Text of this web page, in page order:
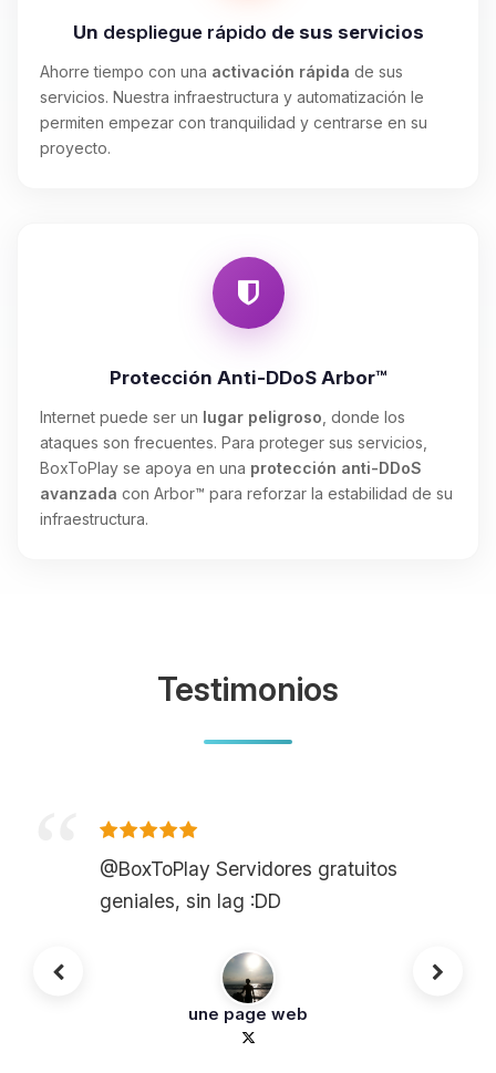
Un despliegue rápido de sus servicios
Ahorre tiempo con una activación rápida de sus
servicios. Nuestra infraestructura y automatización le
permiten empezar con tranquilidad y centrarse en su
proyecto.
Protección Anti-DDoS Arbor™
Internet puede ser un lugar peligroso , donde los
ataques son frecuentes. Para proteger sus servicios,
BoxToPlay se apoya en una protección anti-DDoS
avanzada con Arbor™ para reforzar la estabilidad de su
infraestructura.
Testimonios
@BoxToPlay Servidores gratuitos
geniales, sin lag :DD
une page web